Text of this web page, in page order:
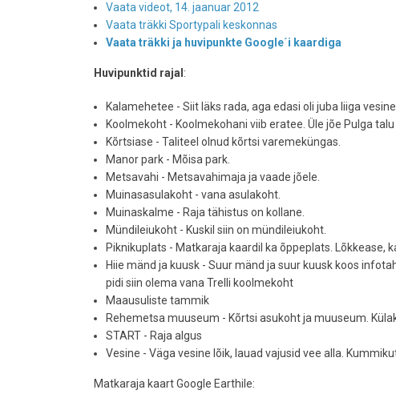
Vaata videot, 14. jaanuar 2012
Vaata träkki Sportypali keskonnas
Vaata träkki ja huvipunkte Google´i kaardiga
Huvipunktid rajal :
Kalamehetee - Siit läks rada, aga edasi oli juba liiga
Koolmekoht - Koolmekohani viib eratee. Üle jõe Pulga
Kõrtsiase - Taliteel olnud kõrtsi varemeküngas.
Manor park - Mõisa park.
Metsavahi - Metsavahimaja ja vaade jõele.
Muinasasulakoht - vana asulakoht.
Muinaskalme - Raja tähistus on kollane.
Mündileiukoht - Kuskil siin on mündileiukoht.
Piknikuplats - Matkaraja kaardil ka õppeplats. Lõkkease,
Hiie mänd ja kuusk - Suur mänd ja suur kuusk koos
pidi siin olema vana Trelli koolmekoht
Maausuliste tammik
Rehemetsa muuseum - Kõrtsi asukoht ja muuseum.
START - Raja algus
Vesine - Väga vesine lõik, lauad vajusid vee alla.
Matkaraja kaart Google Earthile: